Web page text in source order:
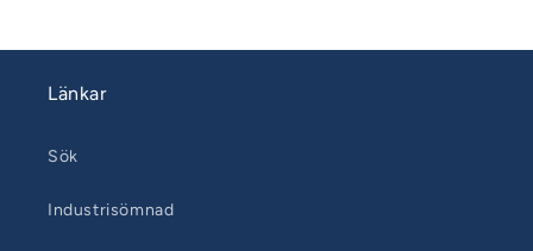
Länkar
Sök
Industrisömnad